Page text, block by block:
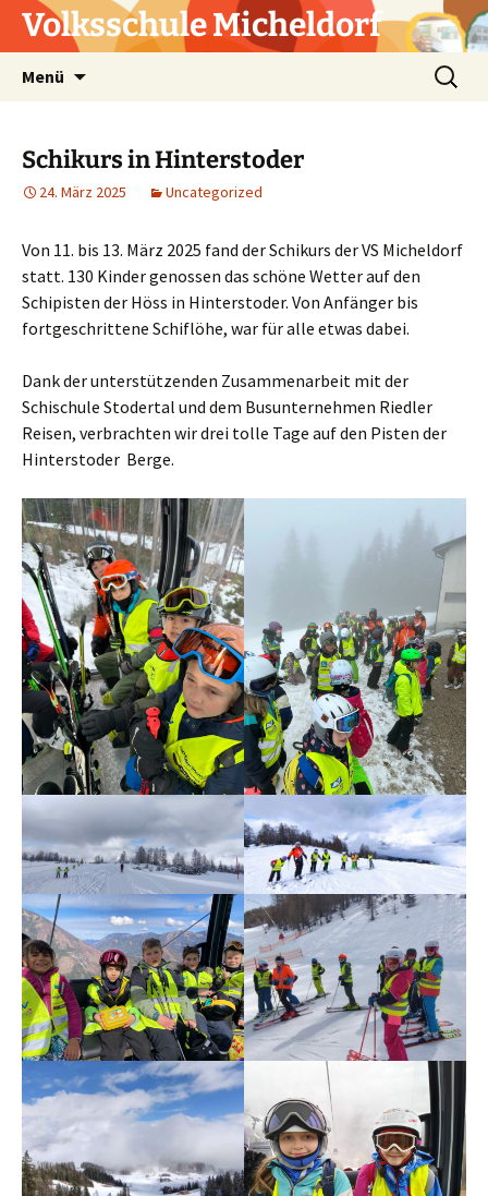
Zum
InhaltVolksschule Micheldorf
Menü
Suchen
nach:
Schikurs in Hinterstoder
24. März 2025 Uncategorized
Von 11. bis 13. März 2025 fand der Schikurs der VS Micheldorf
statt. 130 Kinder genossen das schöne Wetter auf den
Schipisten der Höss in Hinterstoder. Von Anfänger bis
fortgeschrittene Schiflöhe, war für alle etwas dabei.
Dank der unterstützenden Zusammenarbeit mit der
Schischule Stodertal und dem Busunternehmen Riedler
Reisen, verbrachten wir drei tolle Tage auf den Pisten der
Hinterstoder Berge.